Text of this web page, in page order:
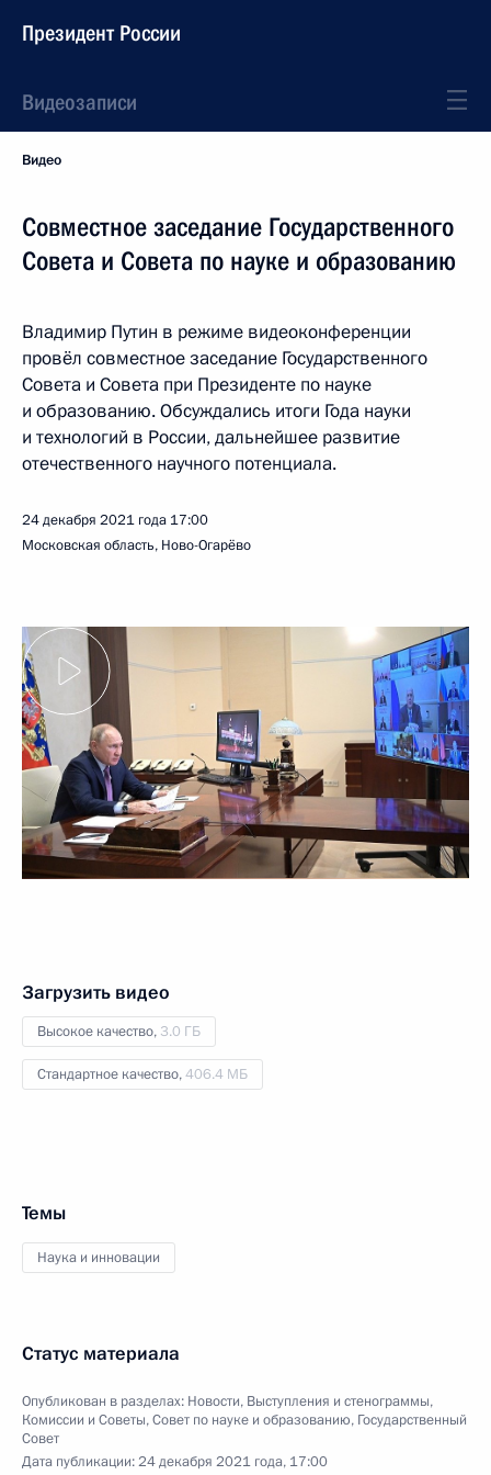
Президент России
Видеозаписи
Видео
Совместное заседание Государственного
Совета и Совета по науке и образованию
Владимир Путин в режиме видеоконференции
провёл совместное заседание Государственного
Совета и Совета при Президенте по науке
и образованию. Обсуждались итоги Года науки
и технологий в России, дальнейшее развитие
отечественного научного потенциала.
24 декабря 2021 года 17:00
Московская область, Ново-Огарёво
Загрузить видео
Высокое качество, 3.0 ГБ
Стандартное качество,406.4 МБ
Темы
Наука и инновации
Статус материала
Опубликован в разделах: Новости, Выступления и стенограммы,
Комиссии и Советы,Совет по науке и образованию, Государственный
Совет
Дата публикации:24 декабря 2021 года, 17:00